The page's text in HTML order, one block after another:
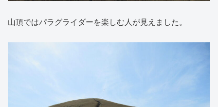
山頂ではパラグライダーを楽しむ人が見えました。